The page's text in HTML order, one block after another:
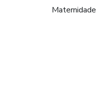
Maternidade